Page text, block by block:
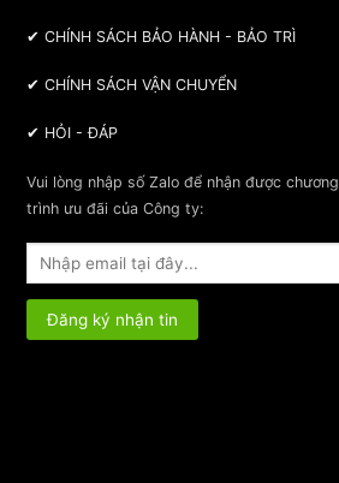
✔ CHÍNH SÁCH BẢO HÀNH - BẢO TRÌ
✔ CHÍNH SÁCH VẬN CHUYỂN
✔ HỎI - ĐÁP
Vui lòng nhập số Zalo để nhận được chương
trình ưu đãi của Công ty: